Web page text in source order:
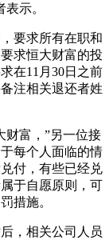
示。
要求所有在职和
求恒大财富的投
在11月30日之前
注相关退还者姓
富，”另一位接
每个人面临的情
付，有些已经兑
于自愿原则，可
措施。
，相关公司人员